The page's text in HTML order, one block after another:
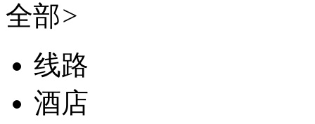
全部>
线路
酒店